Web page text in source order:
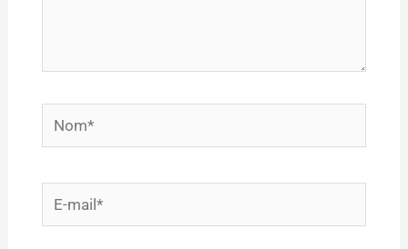
Nom*
mail*